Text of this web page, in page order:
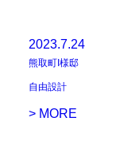
2023.7.24
熊取町I様邸
自由設計
> MORE